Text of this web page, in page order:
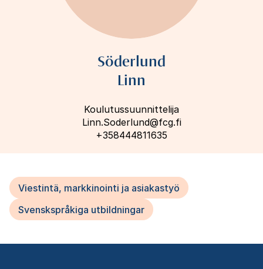
Söderlund
Linn
Koulutussuunnittelija
Linn.Soderlund@fcg.fi
+358444811635
Viestintä, markkinointi ja asiakastyö
Svenskspråkiga utbildningar